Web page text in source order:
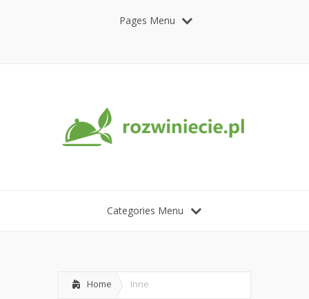
Pages Menu
Categories Menu
Home Inne